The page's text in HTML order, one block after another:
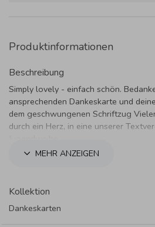
Produktinformationen
Beschreibung
Simply lovely - einfach schön.
ansprechenden Dankeskarte und
dem geschwungenen Schriftzug
durch ein Herz, in eine unserer
MEHR ANZEIGEN
Kollektion
Dankeskarten